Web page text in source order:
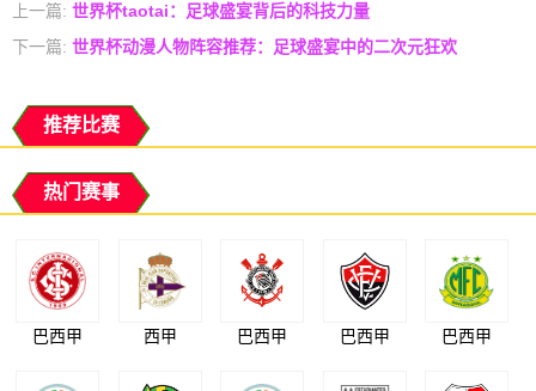
上一篇: 世界杯taotai：足球盛宴背后的科技力量
下一篇: 世界杯动漫人物阵容推荐：足球盛宴中的二次元狂欢
推荐比赛
热门赛事
巴西甲 西甲 巴西甲 巴西甲 巴西甲